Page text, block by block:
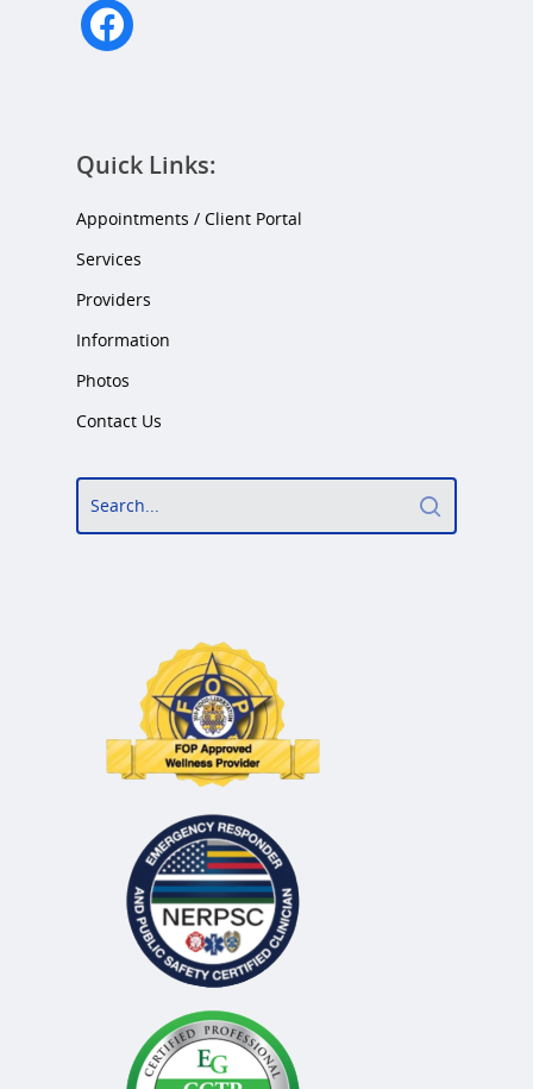
facebook
Quick Links:
Appointments / Client Portal
Services
Providers
Information
Photos
Contact Us